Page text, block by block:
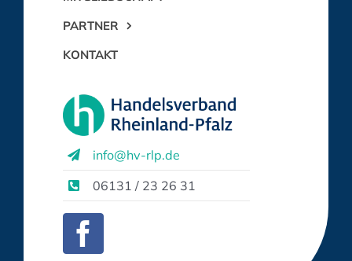
PARTNER
KONTAKT
info@hv-rlp.de
06131 / 23 26 31